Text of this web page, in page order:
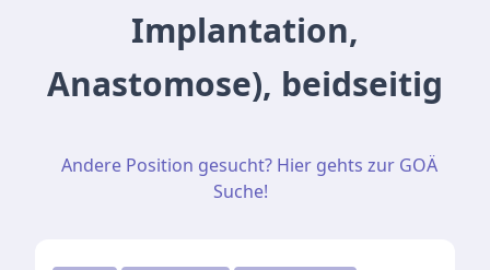
Implantation,
Anastomose), beidseitig
Andere Position gesucht? Hier gehts zur GOÄ
Suche!